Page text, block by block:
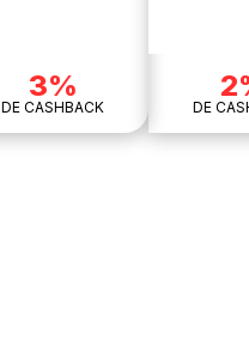
3%
DE CASHBACK DE